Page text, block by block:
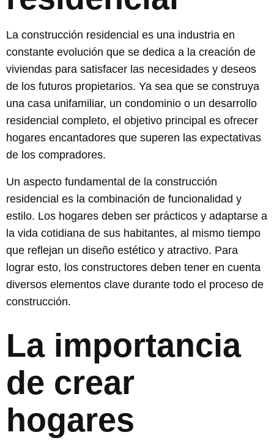
La construcción residencial es una industria en
constante evolución que se dedica a la creación de
viviendas para satisfacer las necesidades y deseos
de los futuros propietarios. Ya sea que se construya
una casa unifamiliar, un condominio o un desarrollo
residencial completo, el objetivo principal es ofrecer
hogares encantadores que superen las expectativas
de los compradores.
Un aspecto fundamental de la construcción
residencial es la combinación de funcionalidad y
estilo. Los hogares deben ser prácticos y adaptarse a
la vida cotidiana de sus habitantes, al mismo tiempo
que reflejan un diseño estético y atractivo. Para
lograr esto, los constructores deben tener en cuenta
diversos elementos clave durante todo el proceso de
construcción.
La importancia
de crear
hogares